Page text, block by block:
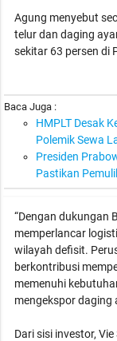
Agung menyebut
telur dan daging
sekitar 63 persen di
Baca Juga :
HMPLT Desak
Polemik Sewa
Presiden
Pastikan
“Dengan dukungan
memperlancar
wilayah defisit.
berkontribusi
memenuhi
mengekspor daging
Dari sisi investor,